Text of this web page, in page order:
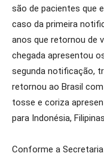
são de pacientes que
caso da primeira
anos que retornou de
chegada apresentou
segunda notificação,
retornou ao Brasil
tosse e coriza
para Indonésia,
Conforme a